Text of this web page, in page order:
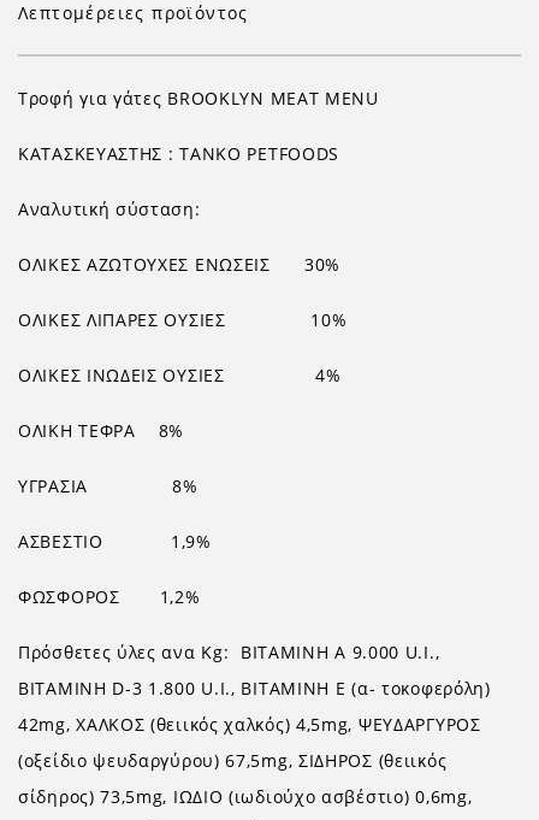
Λεπτομέρειες προϊόντος
Τροφή για γάτες BROOKLYN MEAT MENU
ΚΑΤΑΣΚΕΥΑΣΤΗΣ :TANKO PETFOODS
Αναλυτική σύσταση:
ΟΛΙΚΕΣ ΑΖΩΤΟΥΧΕΣ ΕΝΩΣΕΙΣ 30%
ΟΛΙΚΕΣ ΛΙΠΑΡΕΣ ΟΥΣΙΕΣ 10%
ΟΛΙΚΕΣ ΙΝΩΔΕΙΣ ΟΥΣΙΕΣ 4%
ΟΛΙΚΗ ΤΕΦΡΑ 8%
ΥΓΡΑΣΙΑ 8%
ΑΣΒΕΣΤΙΟ 1,9%
ΦΩΣΦΟΡΟΣ 1,2%
Πρόσθετες ύλες ανα Kg:
ΒΙΤΑΜΙΝΗ Α 9.000 U.I.,
ΒΙΤΑΜΙΝΗ D-3 1.800 U.I., ΒΙΤΑΜΙΝΗ Ε (α- τοκοφερόλη)
42mg, ΧΑΛΚΟΣ (θειικός χαλκός) 4,5mg, ΨEYΔΑΡΓΥΡΟΣ
(οξείδιο ψευδαργύρου) 67,5mg, ΣΙΔΗΡΟΣ (θειικός
σίδηρος) 73,5mg, ΙΩΔΙΟ (ιωδιούχο ασβέστιο) 0,6mg,